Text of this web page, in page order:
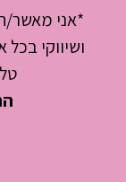
*אני מאשר/
ושיווקי